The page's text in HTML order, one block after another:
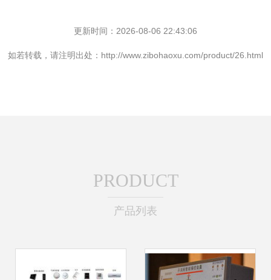
更新时间：2026-08-06 22:43:06
如若转载，请注明出处：http://www.zibohaoxu.com/product/26.html
PRODUCT
产品列表